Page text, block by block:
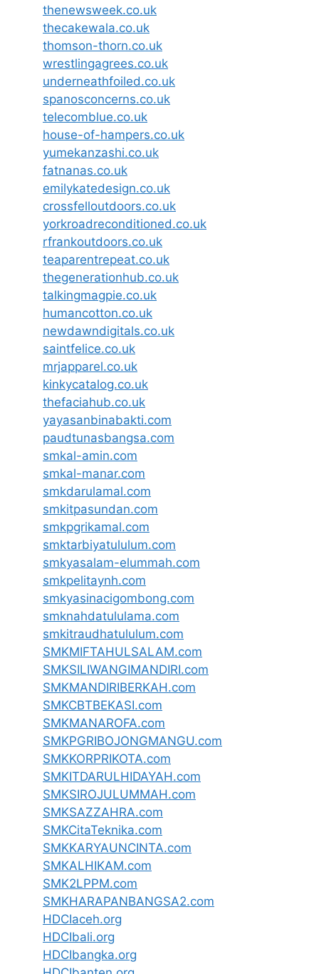
thenewsweek.co.uk
thecakewala.co.uk
thomson-thorn.co.uk
wrestlingagrees.co.uk
underneathfoiled.co.uk
spanosconcerns.co.uk
telecomblue.co.uk
house-of-hampers.co.uk
yumekanzashi.co.uk
fatnanas.co.uk
emilykatedesign.co.uk
crossfelloutdoors.co.uk
yorkroadreconditioned.co.uk
rfrankoutdoors.co.uk
teaparentrepeat.co.uk
thegenerationhub.co.uk
talkingmagpie.co.uk
humancotton.co.uk
newdawndigitals.co.uk
saintfelice.co.uk
mrjapparel.co.uk
kinkycatalog.co.uk
thefaciahub.co.uk
yayasanbinabakti.com
paudtunasbangsa.com
smkal-amin.com
smkal-manar.com
smkdarulamal.com
smkitpasundan.com
smkpgrikamal.com
smktarbiyatululum.com
smkyasalam-elummah.com
smkpelitaynh.com
smkyasinacigombong.com
smknahdatululama.com
smkitraudhatululum.com
SMKMIFTAHULSALAM.com
SMKSILIWANGIMANDIRI.com
SMKMANDIRIBERKAH.com
SMKCBTBEKASI.com
SMKMANAROFA.com
SMKPGRIBOJONGMANGU.com
SMKKORPRIKOTA.com
SMKITDARULHIDAYAH.com
SMKSIROJULUMMAH.com
SMKSAZZAHRA.com
SMKCitaTeknika.com
SMKKARYAUNCINTA.com
SMKALHIKAM.com
SMK2LPPM.com
SMKHARAPANBANGSA2.com
HDCIaceh.org
HDCIbali.org
HDCIbangka.org